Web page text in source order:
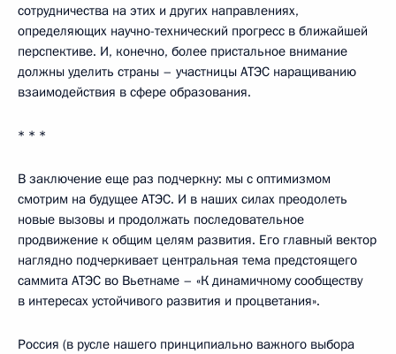
сотрудничества на этих и других направлениях,
определяющих научно-технический прогресс в ближайшей
перспективе. И, конечно, более пристальное внимание
должны уделить страны – участницы АТЭС наращиванию
взаимодействия в сфере образования.
* * *
В заключение еще раз подчеркну: мы с оптимизмом
смотрим на будущее АТЭС. И в наших силах преодолеть
новые вызовы и продолжать последовательное
продвижение к общим целям развития. Его главный вектор
наглядно подчеркивает центральная тема предстоящего
саммита АТЭС во Вьетнаме – «К динамичному сообществу
в интересах устойчивого развития и процветания».
Россия (в русле нашего принципиально важного выбора